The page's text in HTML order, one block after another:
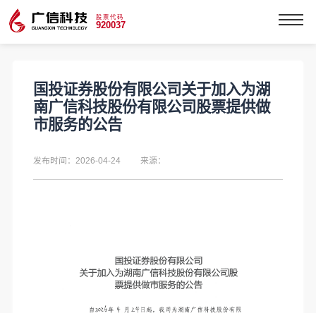
股票代码
920037
国投证券股份有限公司关于加入为湖
南广信科技股份有限公司股票提供做
市服务的公告
发布时间：2026-04-24 来源：